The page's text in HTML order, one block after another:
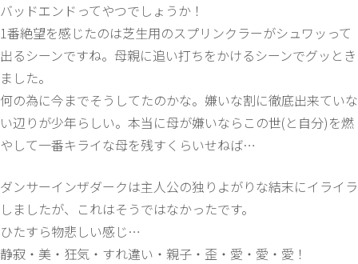
バッドエンドってやつでしょうか！
1番絶望を感じたのは芝生用のスプリンクラーがシュワッって
出るシーンですね。母親に追い打ちをかけるシーンでグッとき
ました。
何の為に今までそうしてたのかな。嫌いな割に徹底出来ていな
い辺りが少年らしい。本当に母が嫌いならこの世(と自分)を燃
やして一番キライな母を残すくらいせねば…
ダンサーインザダークは主人公の独りよがりな結末にイライラ
しましたが、これはそうではなかったです。
ひたすら物悲しい感じ…
静寂・美・狂気・すれ違い・親子・歪・愛・愛・愛！